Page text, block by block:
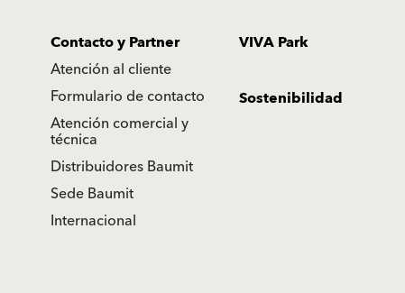
Contacto y Partner
Atención al cliente
Formulario de contacto
Atención comercial y
técnica
Distribuidores Baumit
Sede Baumit
Internacional
VIVA Park
Sostenibilidad